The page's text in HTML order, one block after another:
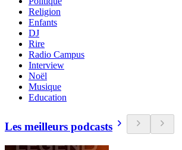
Religion
Enfants
DJ
Rire
Radio Campus
Interview
Noël
Musique
Education
Les meilleurs podcasts